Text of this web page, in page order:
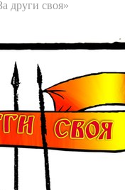
други своя»